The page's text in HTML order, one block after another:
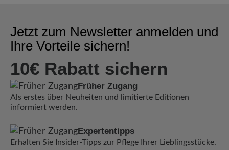
Jetzt zum Newsletter anmelden und
Ihre Vorteile sichern!
10€ Rabatt sichern
Früher Zugang
Als erstes über Neuheiten und limitierte Editionen
informiert werden.
Expertentipps
Erhalten Sie Insider-Tipps zur Pflege Ihrer Lieblingsstücke.